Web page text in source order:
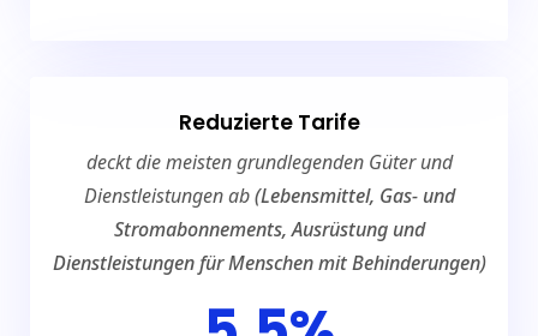
Reduzierte Tarife
deckt die meisten grundlegenden Güter und
Dienstleistungen ab(Lebensmittel, Gas- und
Stromabonnements, Ausrüstung und
Dienstleistungen für Menschen mit Behinderungen)